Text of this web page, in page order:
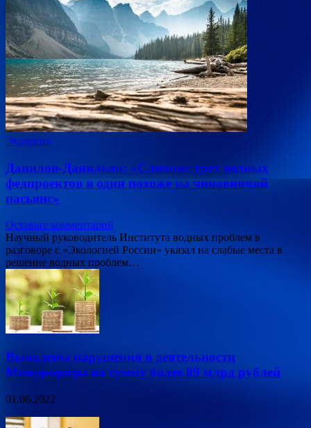
Экология
Данилов-Данильян: «Слияние трех водных
федпроектов в один похоже на чиновничий
пасьянс»
Оставьте комментарий
Научный руководитель Института водных проблем в
разговоре с «Экологией России» указал на слабые места в
решение водных проблем…
Выявлены нарушения в деятельности
Минприроды на сумму более 89 млрд рублей
01.06.2022